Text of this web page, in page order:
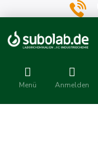
Menü Anmelden